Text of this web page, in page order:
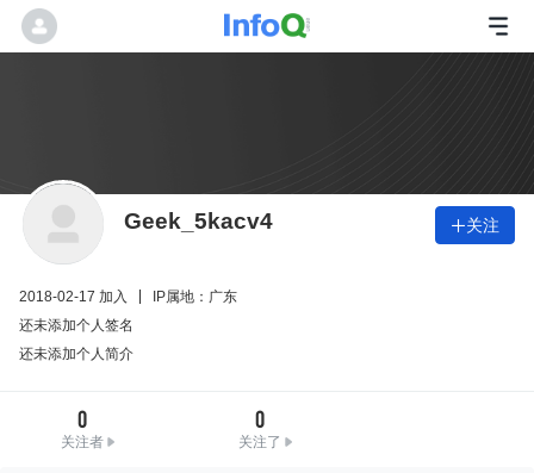
Geek_5kacv4 关注
2018-02-17 加入
IP属地：广东
还未添加个人签名
还未添加个人简介
0
关注者
0
关注了